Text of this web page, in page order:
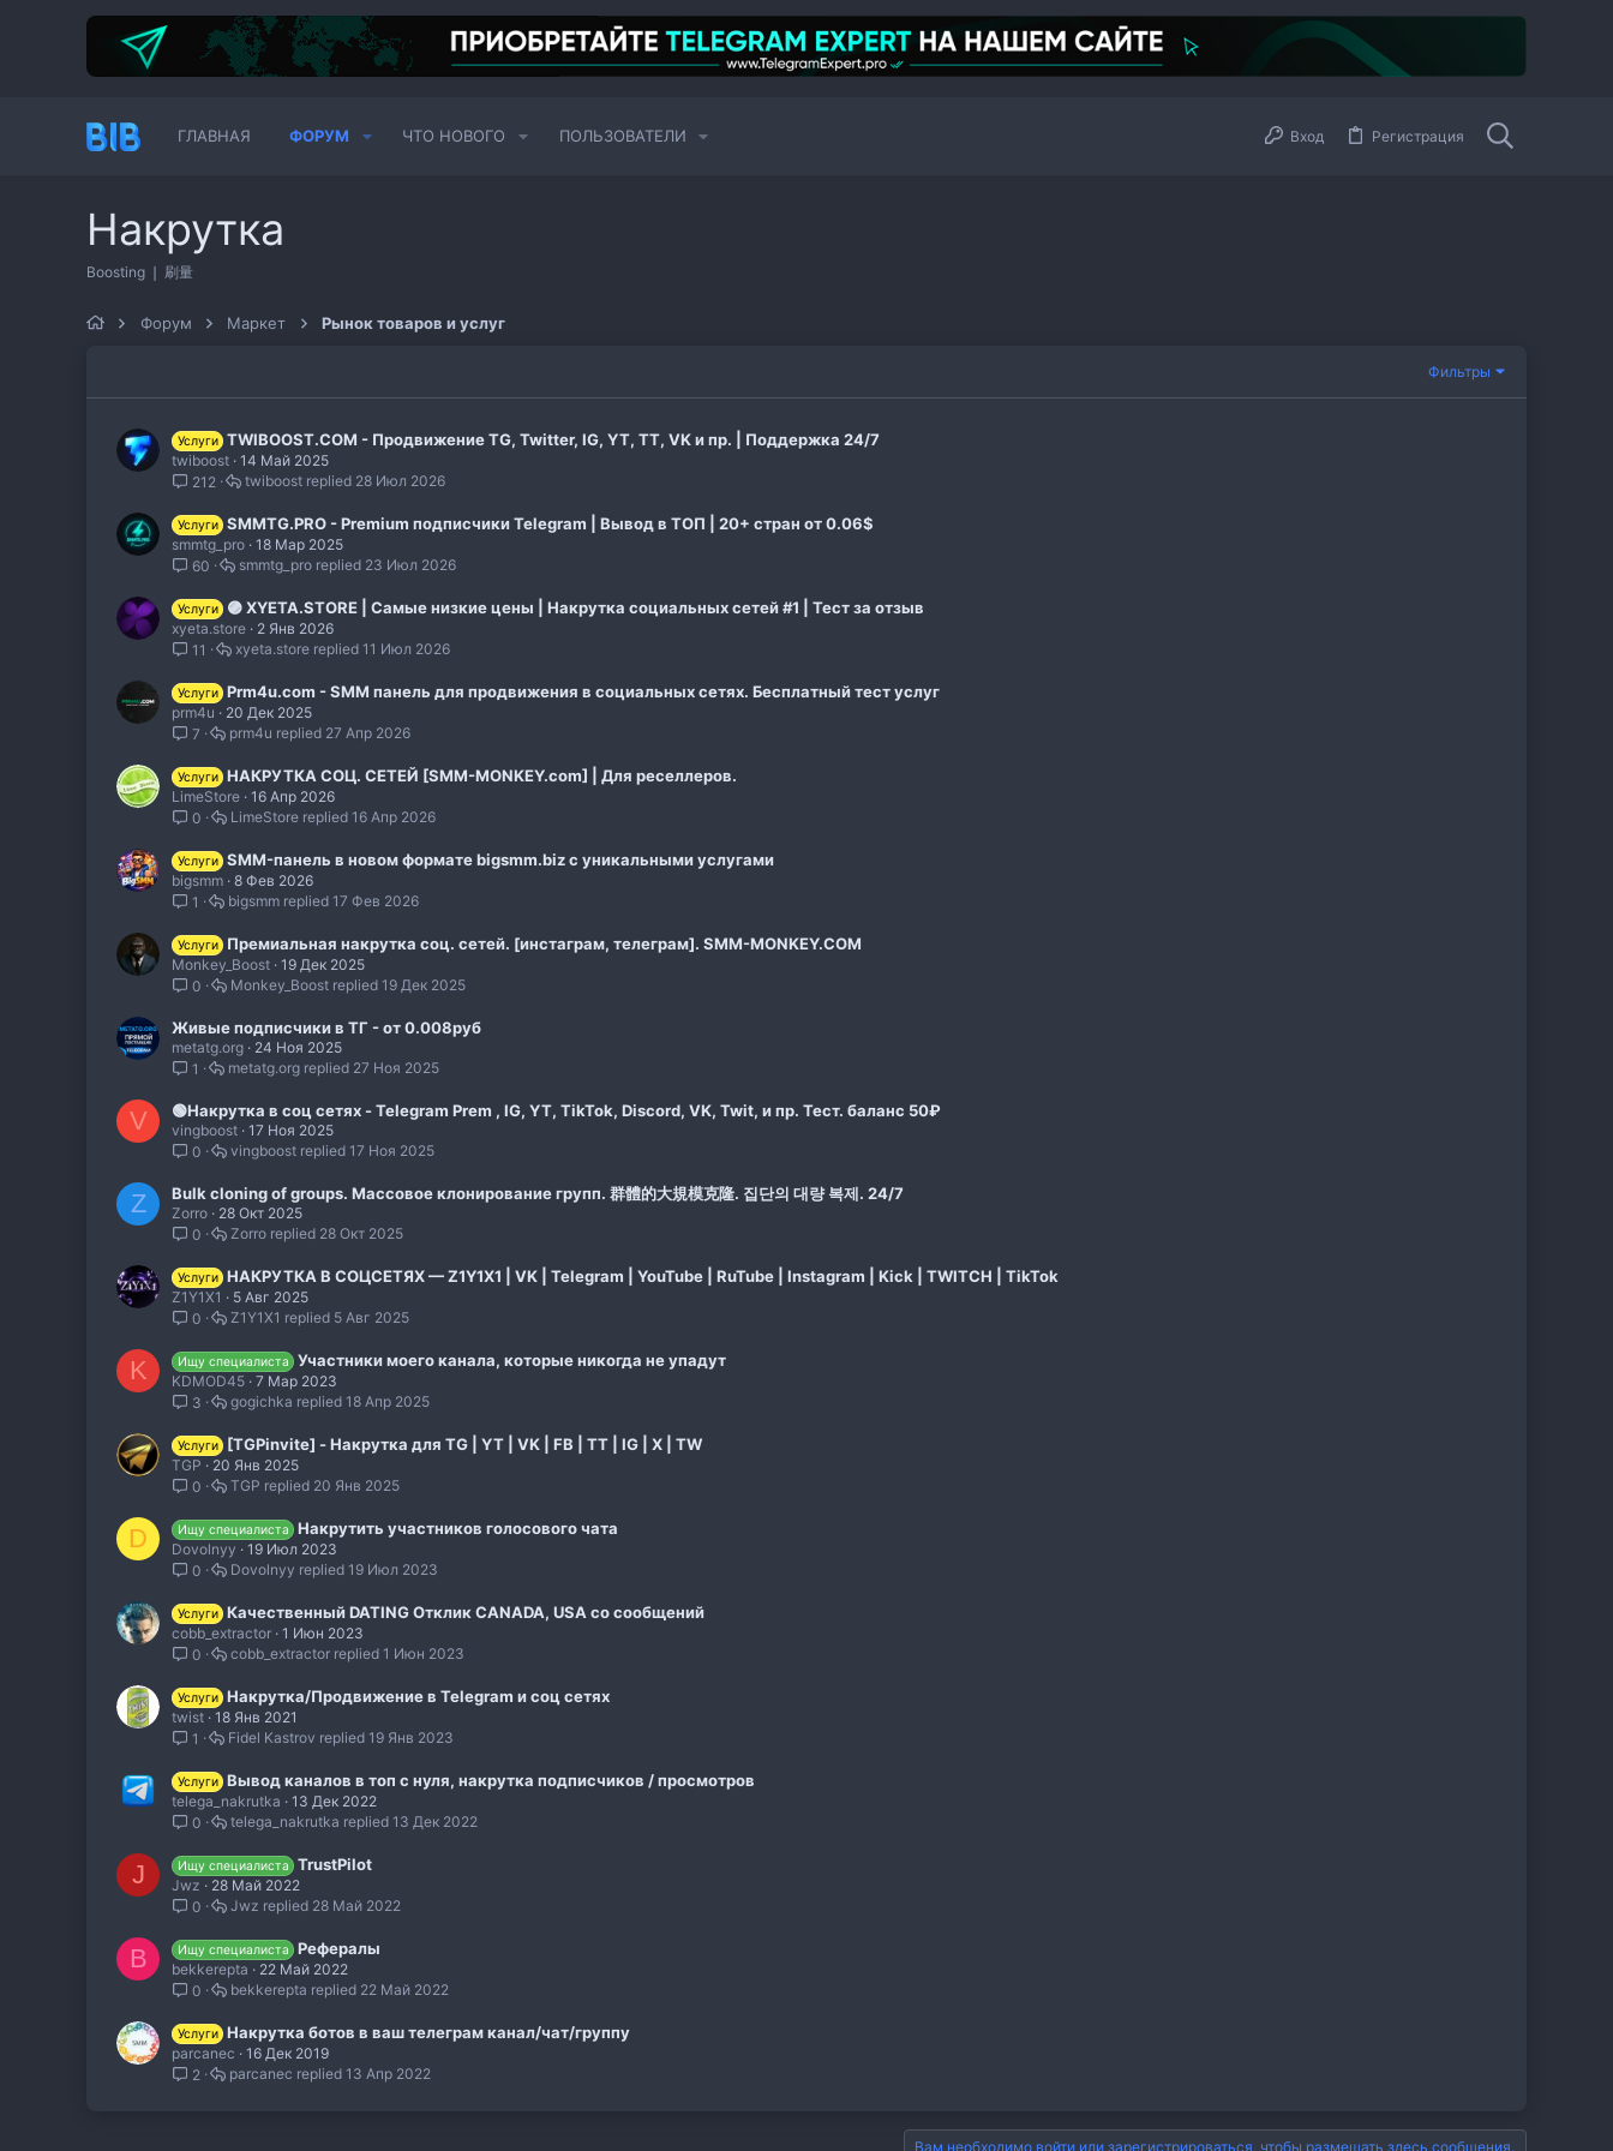
ГЛАВНАЯ ФОРУМ ЧТО НОВОГО ПОЛЬЗОВАТЕЛИ Вход Регистрация
Накрутка
Boosting ❘ 刷量
Форум Маркет Рынок товаров и услуг
Фильтры
Услуги TWIBOOST.COM - Продвижение TG, Twitter, IG, YT, TT, VK и пр. | Поддержка 24/7
twiboost 14 Май 2025
212
28 Июл 2026
twiboost
Услуги SMMTG.PRO - Premium подписчики Telegram | Вывод в ТОП | 20+ стран от 0.06$
smmtg_pro 18 Мар 2025
60
23 Июл 2026
smmtg_pro
Услуги 🟣 XYETA.STORE | Самые низкие цены | Накрутка социальных сетей #1 | Тест за отзыв
xyeta.store
2 Янв 2026
11
11 Июл 2026
xyeta.store
Услуги Prm4u.com - SMM панель для продвижения в социальных сетях. Бесплатный тест услуг
prm4u
20 Дек 2025
7
27 Апр 2026
prm4u
Услуги НАКРУТКА СОЦ. СЕТЕЙ [SMM-MONKEY.com] | Для реселлеров.
LimeStore 16 Апр 2026
0
16 Апр 2026
LimeStore
Услуги SMM-панель в новом формате bigsmm.biz с уникальными услугами
bigsmm 8 Фев 2026
1
17 Фев 2026
bigsmm
Услуги Премиальная накрутка соц. сетей. [инстаграм, телеграм]. SMM-MONKEY.COM
Monkey_Boost 19 Дек 2025
0
19 Дек 2025
Monkey_Boost
Живые подписчики в ТГ - от 0.008руб
metatg.org
24 Ноя 2025
1
27 Ноя 2025
metatg.org
V 🟢Накрутка в соц сетях - Telegram Prem , IG, YT, TikTok, Discord, VK, Twit, и пр. Тест. баланс 50₽
vingboost 17 Ноя 2025
0
17 Ноя 2025
vingboost
Z Bulk cloning of groups. Массовое клонирование групп. 群體的大規模克隆. 집단의 대량 복제. 24/7
Zorro
28 Окт 2025
0
28 Окт 2025
Zorro
Услуги НАКРУТКА В СОЦСЕТЯХ — Z1Y1X1 | VK | Telegram | YouTube | RuTube | Instagram | Kick | TWITCH | TikTok
Z1Y1X1
5 Авг 2025
0
5 Авг 2025
Z1Y1X1
K Ищу специалиста Участники моего канала, которые никогда не упадут
KDMOD45 7 Мар 2023
3
18 Апр 2025
gogichka
Услуги [TGPinvite] - Накрутка для TG | YT | VK | FB | TT | IG | X | TW
TGP
20 Янв 2025
0
20 Янв 2025
TGP
D Ищу специалиста Накрутить участников голосового чата
Dovolnyy
19 Июл 2023
0
19 Июл 2023
Dovolnyy
Услуги Качественный DATING Отклик CANADA, USA со сообщений
cobb_extractor 1 Июн 2023
0
1 Июн 2023
cobb_extractor
Услуги Накрутка/Продвижение в Telegram и соц сетях
twist 18 Янв 2021
1
19 Янв 2023
Fidel Kastrov
Услуги Вывод каналов в топ с нуля, накрутка подписчиков / просмотров
telega_nakrutka
13 Дек 2022
0
13 Дек 2022
telega_nakrutka
J Ищу специалиста TrustPilot
Jwz
28 Май 2022
0
28 Май 2022
Jwz
B Ищу специалиста Рефералы
bekkerepta
22 Май 2022
0
22 Май 2022
bekkerepta
Услуги Накрутка ботов в ваш телеграм канал/чат/группу
parcanec
16 Дек 2019
2
13 Апр 2022
parcanec
Вам необходимо войти или зарегистрироваться, чтобы размещать здесь сообщения.